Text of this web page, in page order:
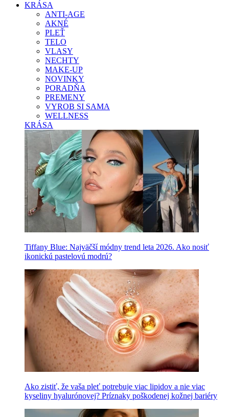
KRÁSA
ANTI-AGE
AKNÉ
PLEŤ
TELO
VLASY
NECHTY
MAKE-UP
NOVINKY
PORADŇA
PREMENY
VYROB SI SAMA
WELLNESS
KRÁSA
Tiffany Blue: Najväčší módny trend leta 2026. Ako nosiť
ikonickú pastelovú modrú?
Ako zistiť, že vaša pleť potrebuje viac lipidov a nie viac
kyseliny hyalurónovej? Príznaky poškodenej kožnej bariéry